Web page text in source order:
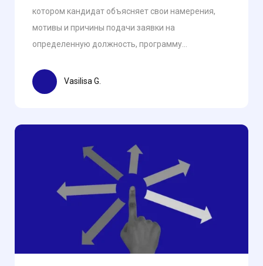
котором кандидат объясняет свои намерения,
мотивы и причины подачи заявки на
определенную должность, программу...
Vasilisa G.